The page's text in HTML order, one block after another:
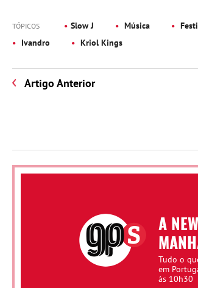
TÓPICOS Slow J Música
Ivandro
Kriol Kings
Artigo Anterior
A
Tudo o
em
às 10h30